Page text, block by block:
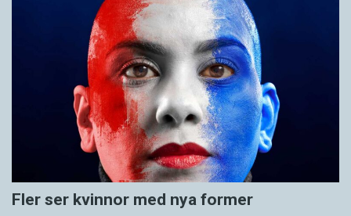
Fler ser kvinnor med nya former